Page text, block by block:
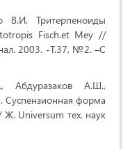
В.И. Тритерпеноиды
Fisch.et Mey //
2003. -Т.37, №2. –С
А.Ш.,
Суспензионная форма
Universum тех. наук